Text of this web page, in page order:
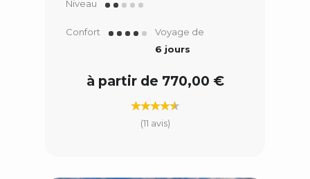
Niveau
Confort
Voyage de
6 jours
à partir de 770,00 €
(11 avis)